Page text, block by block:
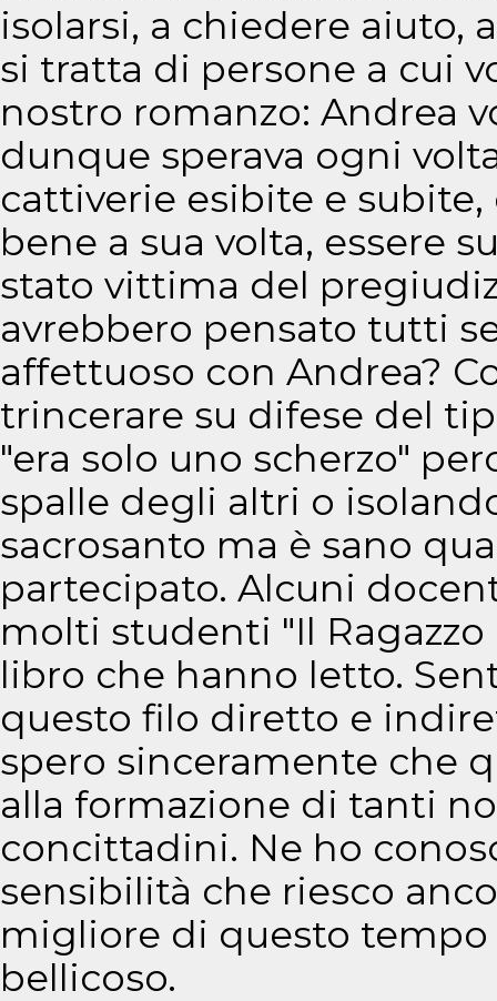
isolarsi, a chiedere aiuto,
si tratta di persone a cui
nostro romanzo: Andrea
dunque sperava ogni
cattiverie esibite e
bene a sua volta, essere
stato vittima del
avrebbero pensato tutti
affettuoso con Andrea?
trincerare su difese del
"era solo uno scherzo"
spalle degli altri o
sacrosanto ma è sano
partecipato. Alcuni
molti studenti "Il
libro che hanno letto.
questo filo diretto e
spero sinceramente che
alla formazione di tanti
concittadini. Ne ho
sensibilità che riesco
migliore di questo
bellicoso.